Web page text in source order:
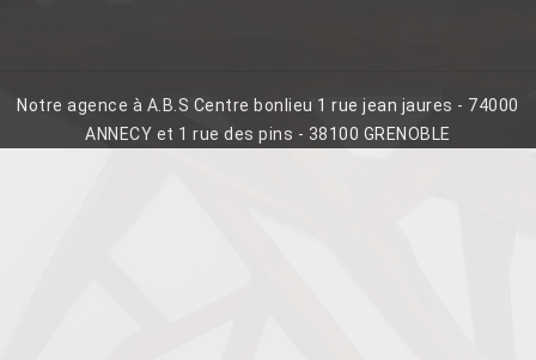
Notre agence à A.B.S Centre bonlieu 1 rue jean jaures - 74000
ANNECY et 1 rue des pins - 38100 GRENOBLE